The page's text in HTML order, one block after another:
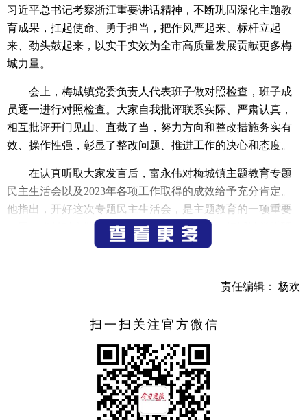
习近平总书记考察浙江重要讲话精神，不断巩固深化主题教
育成果，扛起使命、勇于担当，把作风严起来、标杆立起
来、劲头鼓起来，以实干实效为全市高质量发展贡献更多梅
城力量。
会上，梅城镇党委负责人代表班子做对照检查，班子成
员逐一进行对照检查。大家自我批评联系实际、严肃认真，
相互批评开门见山、直截了当，努力方向和整改措施务实有
效、操作性强，彰显了整改问题、推进工作的决心和态度。
在认真听取大家发言后，富永伟对梅城镇主题教育专题
民主生活会以及2023年各项工作取得的成效给予充分肯定。
他指出，开好这次专题民主生活会，是主题教育的一项重要
内容，也是对主题教育成效的一次集中检验。梅城镇党委班
子会前准备充分、对标查摆深刻、整改举措务实，这次专题
样本”的攻坚之年，梅城镇要在凝心铸魂、筑牢根基上常抓不
懈、久久为功，持续深化理论武装，认真抓好问题整改，建
章立制确保长效，把主题教育中探索出的好做法、解决问题
中总结的好经验、专题民主生活会整改提升的好成果，及时
固化为科学管用的制度机制，成为推动工作的有力武器。要
在担当作为、推动发展上常抓不懈、久久为功，继续优存
责任编辑： 杨欢
扫一扫关注官方微信